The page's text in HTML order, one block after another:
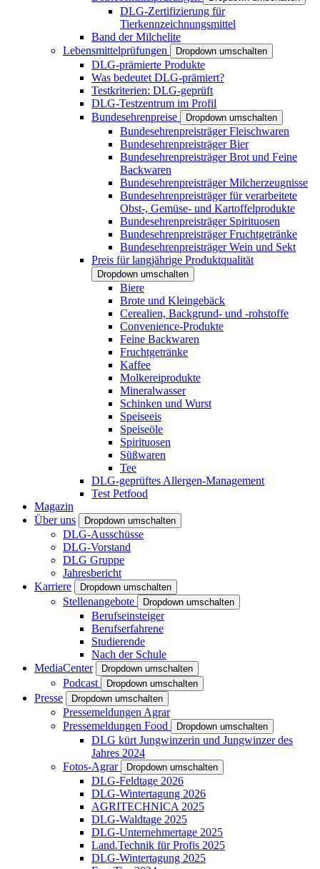
DLG-Zertifizierung für
Tierkennzeichnungsmittel
Band der Milchelite
Lebensmittelprüfungen
Dropdown umschalten
DLG-prämierte Produkte
Was bedeutet DLG-prämiert?
Testkriterien: DLG-geprüft
DLG-Testzentrum im Profil
Bundesehrenpreise
Dropdown umschalten
Bundesehrenpreisträger Fleischwaren
Bundesehrenpreisträger Bier
Bundesehrenpreisträger Brot und Feine
Backwaren
Bundesehrenpreisträger Milcherzeugnisse
Bundesehrenpreisträger für verarbeitete
Obst-, Gemüse- und Kartoffelprodukte
Bundesehrenpreisträger Spirituosen
Bundesehrenpreisträger Fruchtgetränke
Bundesehrenpreisträger Wein und Sekt
Preis für langjährige Produktqualität
Dropdown umschalten
Biere
Brote und Kleingebäck
Cerealien, Backgrund- und -rohstoffe
Convenience-Produkte
Feine Backwaren
Fruchtgetränke
Kaffee
Molkereiprodukte
Mineralwasser
Schinken und Wurst
Speiseeis
Speiseöle
Spirituosen
Süßwaren
Tee
DLG-geprüftes Allergen-Management
Test Petfood
Magazin
Über uns
Dropdown umschalten
DLG-Ausschüsse
DLG-Vorstand
DLG Gruppe
Jahresbericht
Karriere
Dropdown umschalten
Stellenangebote Dropdown umschalten
Berufseinsteiger
Berufserfahrene
Studierende
Nach der Schule
MediaCenter
Dropdown umschalten
Podcast Dropdown umschalten
Presse Dropdown umschalten
Pressemeldungen Agrar
Pressemeldungen Food
Dropdown umschalten
DLG kürt Jungwinzerin und Jungwinzer des
Jahres 2024
Fotos-Agrar
Dropdown umschalten
DLG-Feldtage 2026
DLG-Wintertagung 2026
AGRITECHNICA 2025
DLG-Waldtage 2025
DLG-Unternehmertage 2025
Land.Technik für Profis 2025
DLG-Wintertagung 2025